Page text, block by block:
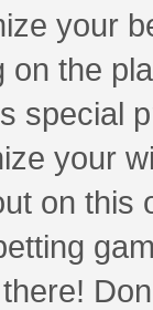
your
on the
special
your
on this